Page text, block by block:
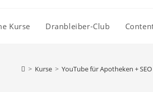
Kurse Dranbleiber-Club
> Kurse > YouTube für Apotheken + SEO